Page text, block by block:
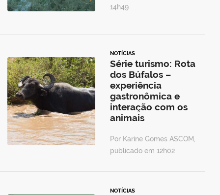
14h49
NOTÍCIAS
Série turismo: Rota
dos Búfalos –
experiência
gastronômica e
interação com os
animais
Por Karine Gomes ASCOM,
publicado em 12h02
NOTÍCIAS